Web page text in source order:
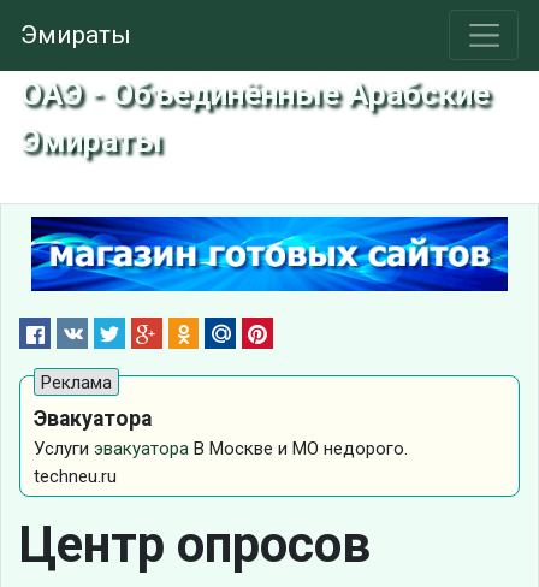
Эмираты
ОАЭ - Объединённые Арабские
Эмираты
Эвакуатора
Услуги эвакуатора В Москве и МО недорого.
techneu.ru
Центр опросов